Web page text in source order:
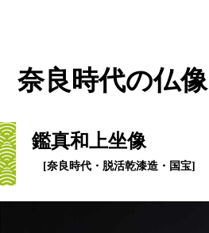
奈良時代の仏像
鑑真和上坐像
[奈良時代・脱活乾漆造・国宝]